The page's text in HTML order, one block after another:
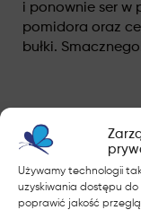
Używamy technologii
uzyskiwania dostępu
poprawić jakość
i ponownie ser w
pomidora oraz
bułki.
Poznaj